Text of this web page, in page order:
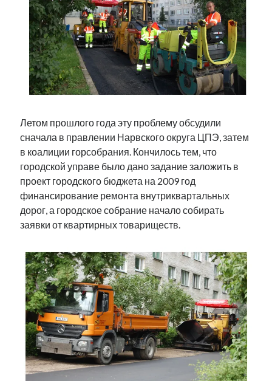
памятники парад клоунов парламент партия поводырь
подкаст потеряны данные пресса программа
рийгикогу россия русский роман
русскоязычное образование сми ссср стенограмма
т.х. ильвес танк фотоотчет экономика экономика эстонии
эстония эстонский язык
Михаил Стальнухин:
Отзывы и предложения по блогу:
anton.stalnuhhin@gmail.com
Летом прошлого года эту проблему обсудили
сначала в правлении Нарвского округа ЦПЭ, затем
в коалиции горсобрания. Кончилось тем, что
городской управе было дано задание заложить в
проект городского бюджета на 2009 год
финансирование ремонта внутриквартальных
дорог, а городское собрание начало собирать
заявки от квартирных товариществ.